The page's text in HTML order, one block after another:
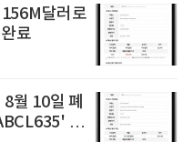
달러로
료
월 10일 폐
임